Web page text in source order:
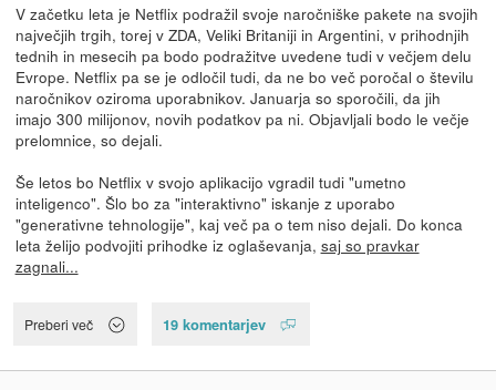
V začetku leta je Netflix podražil svoje naročniške pakete na svojih
največjih trgih, torej v ZDA, Veliki Britaniji in Argentini, v prihodnjih
tednih in mesecih pa bodo podražitve uvedene tudi v večjem delu
Evrope. Netflix pa se je odločil tudi, da ne bo več poročal o številu
naročnikov oziroma uporabnikov. Januarja so sporočili, da jih
imajo 300 milijonov, novih podatkov pa ni. Objavljali bodo le večje
prelomnice, so dejali.
Še letos bo Netflix v svojo aplikacijo vgradil tudi "umetno
inteligenco". Šlo bo za "interaktivno" iskanje z uporabo
"generativne tehnologije", kaj več pa o tem niso dejali. Do konca
leta želijo podvojiti prihodke iz oglaševanja, saj so pravkar
zagnali...
Preberi več 19 komentarjev